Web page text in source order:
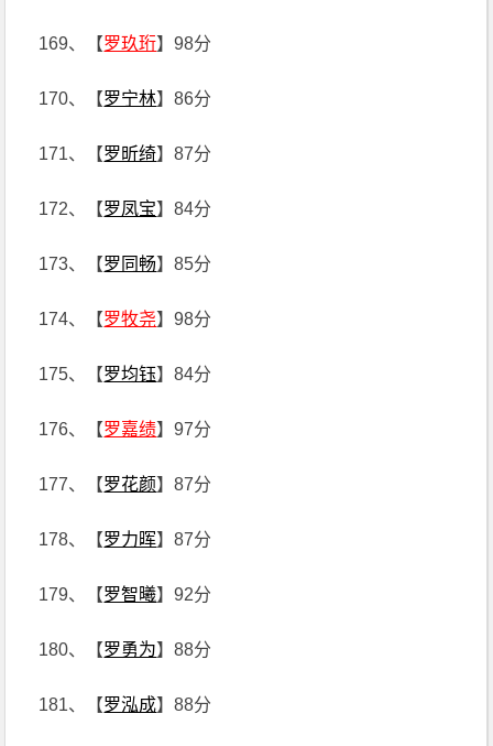
169、【罗玖珩】98分
170、【罗宁林】86分
171、【罗昕绮】87分
172、【罗凤宝】84分
173、【罗同畅】85分
174、【罗牧尧】98分
175、【罗均钰】84分
176、【罗嘉绩】97分
177、【罗花颜】87分
178、【罗力晖】87分
179、【罗智曦】92分
180、【罗勇为】88分
181、【罗泓成】88分